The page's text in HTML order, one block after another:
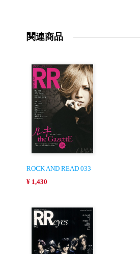
関連商品
ROCK AND READ 033
¥ 1,430